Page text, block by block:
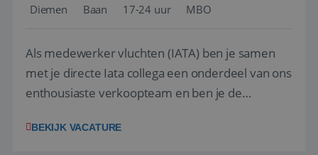
Diemen Baan 17-24 uur MBO
Als medewerker vluchten (IATA) ben je samen
met je directe Iata collega een onderdeel van ons
enthousiaste verkoopteam en ben je de
en tarieven waar je collega’s niet uitkomen.
BEKIJK VACATURE